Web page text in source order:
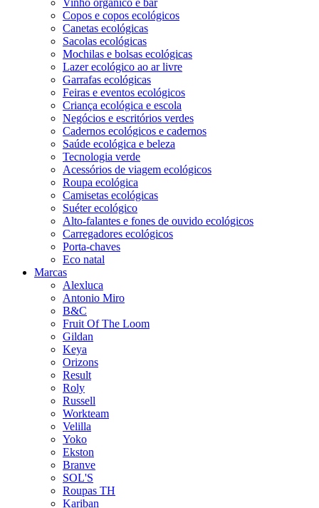
Copos e copos ecológicos
Canetas ecológicas
Sacolas ecológicas
Mochilas e bolsas ecológicas
Lazer ecológico ao ar livre
Garrafas ecológicas
Feiras e eventos ecológicos
Criança ecológica e escola
Negócios e escritórios verdes
Cadernos ecológicos e cadernos
Saúde ecológica e beleza
Tecnologia verde
Acessórios de viagem ecológicos
Roupa ecológica
Camisetas ecológicas
Suéter ecológico
Alto-falantes e fones de ouvido ecológicos
Carregadores ecológicos
Porta-chaves
Eco natal
Marcas
Alexluca
Antonio Miro
B&C
Fruit Of The Loom
Gildan
Keya
Orizons
Result
Roly
Russell
Workteam
Velilla
Yoko
Ekston
Branve
SOL'S
Roupas TH
Kariban